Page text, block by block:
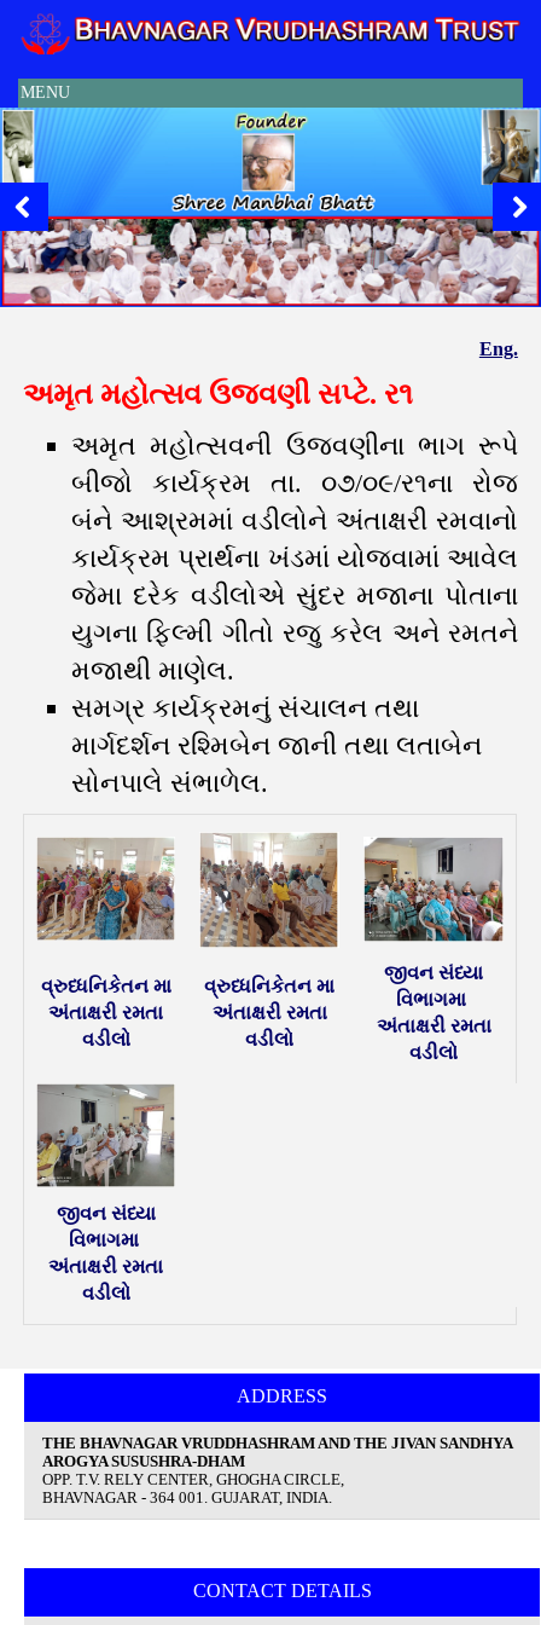
MENU
Eng.
અમૃત મહોત્સવ ઉજવણી સપ્ટે. ર૧
અમૃત મહોત્સવની ઉજવણીના ભાગ રૂપે
બીજો કાર્યક્રમ તા. ૦૭/૦૯/ર૧ના રોજ
બંને આશ્રમમાં વડીલોને અંતાક્ષરી રમવાનો
કાર્યક્રમ પ્રાર્થના ખંડમાં યોજવામાં આવેલ
જેમા દરેક વડીલોએ સુંદર મજાના પોતાના
યુગના ફિલ્મી ગીતો રજુ કરેલ અને રમતને
મજાથી માણેલ.
સમગ્ર કાર્યક્રમનું સંચાલન તથા
માર્ગદર્શન રશ્મિબેન જાની તથા લતાબેન
સોનપાલે સંભાળેલ.
વ્રુધ્ધનિકેતન મા
અંતાક્ષરી રમતા
વડીલો
વ્રુધ્ધનિકેતન મા
અંતાક્ષરી રમતા
વડીલો
જીવન સંધ્યા
વિભાગમા
અંતાક્ષરી રમતા
વડીલો
જીવન સંધ્યા
વિભાગમા
અંતાક્ષરી રમતા
વડીલો
ADDRESS
THE BHAVNAGAR VRUDDHASHRAM AND THE JIVAN SANDHYA
AROGYA SUSUSHRA-DHAM
OPP. T.V. RELY CENTER, GHOGHA CIRCLE,
BHAVNAGAR - 364 001. GUJARAT, INDIA.
CONTACT DETAILS